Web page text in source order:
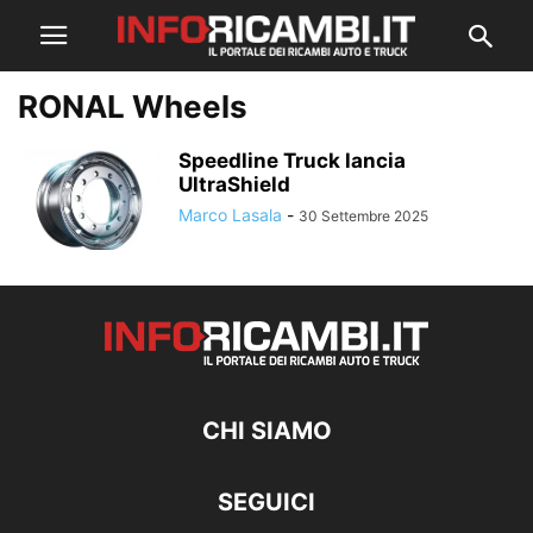
RONAL Wheels
Speedline Truck lancia
UltraShield
Marco Lasala - 30 Settembre 2025
CHI SIAMO
SEGUICI